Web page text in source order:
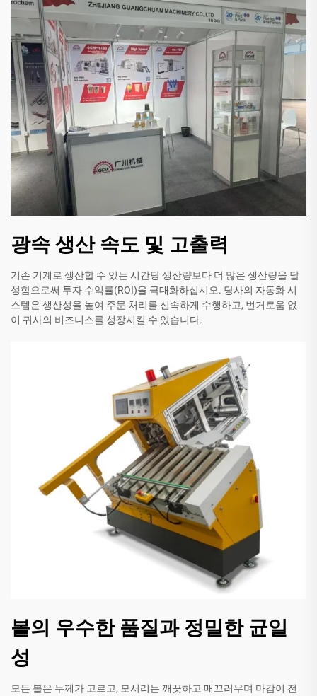
광속 생산 속도 및 고출력
기존 기계로 생산할 수 있는 시간당 생산량보다 더 많은 생산량을 달
성함으로써 투자 수익률(ROI)을 극대화하십시오. 당사의 자동화 시
스템은 생산성을 높여 주문 처리를 신속하게 수행하고, 번거로움 없
이 귀사의 비즈니스를 성장시킬 수 있습니다.
볼의 우수한 품질과 정밀한 균일
성
모든 볼은 두께가 고르고, 모서리는 깨끗하고 매끄러우며 마감이 전